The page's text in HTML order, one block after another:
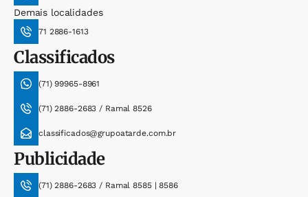
Demais localidades
71 2886-1613
Classificados
(71) 99965-8961
(71) 2886-2683 / Ramal 8526
classificados@grupoatarde.com.br
Publicidade
(71) 2886-2683 / Ramal 8585 | 8586